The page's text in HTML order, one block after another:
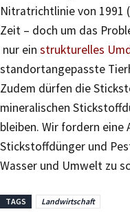
Nitratrichtlinie von 1991
Zeit – doch um das
nur ein strukturelles
standortangepasste
Zudem dürfen die
mineralischen
bleiben. Wir fordern
Stickstoffdünger und
Wasser und Umwelt zu
TAGS Landwirtschaft